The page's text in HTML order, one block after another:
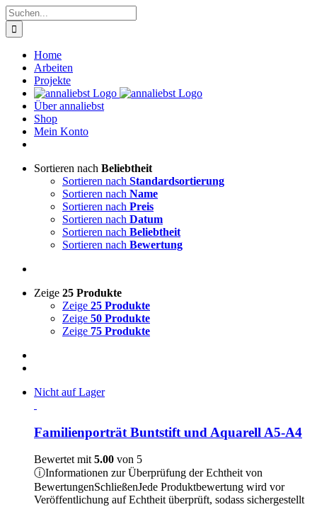
Zum
Inhalt
springen
Suche
nach:
Home
Arbeiten
Projekte
Über annaliebst
Shop
Mein Konto
Sortieren nach Beliebtheit
Sortieren nach Standardsortierung
Sortieren nach Name
Sortieren nach Preis
Sortieren nach Datum
Sortieren nach Beliebtheit
Sortieren nach Bewertung
Zeige 25 Produkte
Zeige 25 Produkte
Zeige 50 Produkte
Zeige 75 Produkte
Nicht auf Lager
Familienporträt Buntstift und Aquarell A5-A4
Bewertet mit5.00 von 5
ⓘInformationen zur Überprüfung der Echtheit von
BewertungenSchließenJede Produktbewertung wird vor
Veröffentlichung auf Echtheit überprüft, sodass sichergestellt